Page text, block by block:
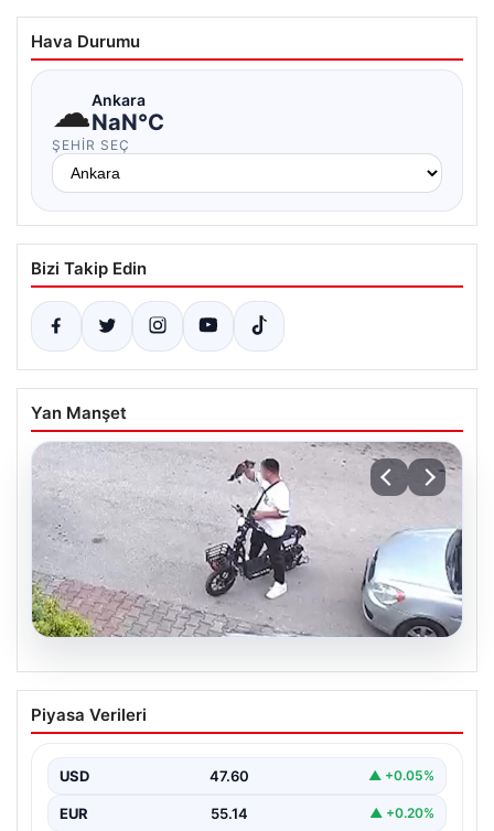
Hava Durumu
☁Ankara
NaN°C
ŞEHIR SEÇ
Bizi Takip Edin
Yan Manşet
Bolu’da vahşet: Yavru kediyi önce öptü,
sonra boğdu
Ardından Telef Etti", "content": "Bolu'nun Beşkavaklar…
Piyasa Verileri
USD 47.60 ▲ +0.05%
EUR 55.14 ▲ +0.20%